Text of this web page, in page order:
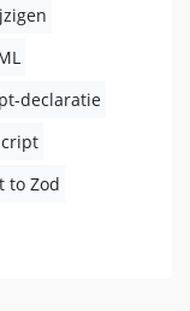
declaratie
to Zod